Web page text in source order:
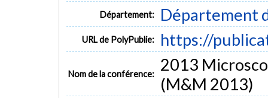
Département: Département
URL de PolyPublie: https://
Nom de la conférence:
2013
(M&M 2013)